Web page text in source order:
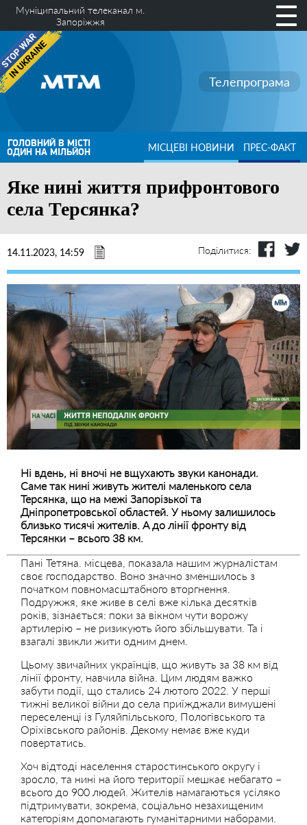
Муніципальний телеканал м.
Запоріжжя
Телепрограма
ГОЛОВНИЙ В МІСТІ
ОДИН НА МІЛЬЙОН МІСЦЕВІ НОВИНИ ПРЕС-ФАКТ
Яке нині життя прифронтового
села Терсянка?
14.11.2023, 14:59 Поділитися:
Ні вдень, ні вночі не вщухають звуки канонади.
Саме так нині живуть жителі маленького села
Терсянка, що на межі Запорізької та
Дніпропетровської областей. У ньому залишилось
близько тисячі жителів. А до лінії фронту від
Терсянки – всього 38 км.
Пані Тетяна. місцева, показала нашим журналістам
своє господарство. Воно значно зменшилось з
початком повномасштабного вторгнення.
Подружжя, яке живе в селі вже кілька десятків
років, зізнається: поки за вікном чути ворожу
артилерію – не ризикують його збільшувати. Та і
взагалі звикли жити одним днем.
Цьому звичайних українців, що живуть за 38 км від
лінії фронту, навчила війна. Цим людям важко
забути події, що стались 24 лютого 2022. У перші
тижні великої війни до села приїжджали вимушені
переселенці із Гуляйпільського, Пологівського та
Оріхівського районів. Декому немає вже куди
повертатись.
Хоч відтоді населення старостинського округу і
зросло, та нині на його території мешкає небагато –
всього до 900 людей. Жителів намагаються усіляко
підтримувати, зокрема, соціально незахищеним
категоріям допомагають гуманітарними наборами.